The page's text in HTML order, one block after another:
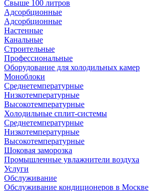
Свыше 100 литров
Адсорбционные
Адсорбционные
Настенные
Канальные
Строительные
Профессиональные
Оборудование для холодильных камер
Моноблоки
Среднетемпературные
Низкотемпературные
Высокотемпературные
Холодильные сплит-системы
Среднетемпературные
Низкотемпературные
Высокотемпературные
Шоковая заморозка
Промышленные увлажнители воздуха
Услуги
Обслуживание
Обслуживание кондиционеров в Москве